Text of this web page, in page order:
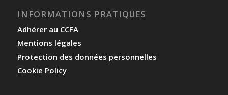
INFORMATIONS PRATIQUES
Adhérer au CCFA
Mentions légales
Protection des données personnelles
Cookie Policy